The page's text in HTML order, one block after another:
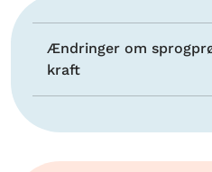
Ændringer om
kraft